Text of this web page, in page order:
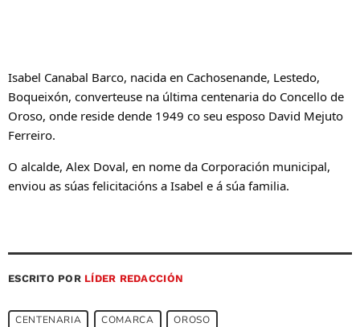
Isabel Canabal Barco, nacida en Cachosenande, Lestedo,
Boqueixón, converteuse na última centenaria do Concello de
Oroso, onde reside dende 1949 co seu esposo David Mejuto
Ferreiro.
O alcalde, Alex Doval, en nome da Corporación municipal,
enviou as súas felicitacións a Isabel e á súa familia.
ESCRITO POR LÍDER REDACCIÓN
CENTENARIA COMARCA
OROSO